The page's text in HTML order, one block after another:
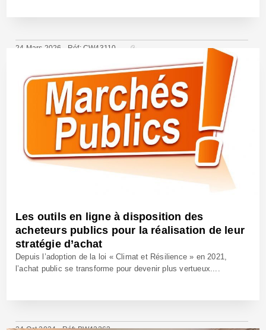
24 Mars 2026 - Réf: CW43110
Les outils en ligne à disposition des
acheteurs publics pour la réalisation de leur
stratégie d’achat
Depuis l’adoption de la loi « Climat et Résilience » en 2021,
l’achat public se transforme pour devenir plus vertueux....